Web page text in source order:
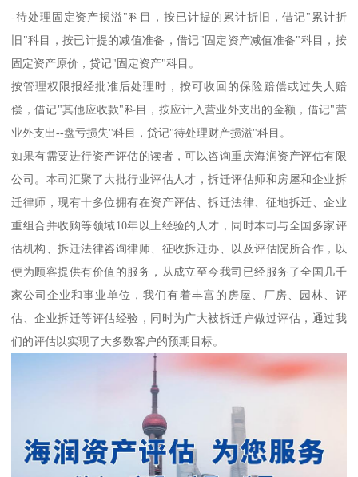
-待处理固定资产损溢"科目，按已计提的累计折旧，借记"累计折
旧"科目，按已计提的减值准备，借记"固定资产减值准备"科目，按
固定资产原价，贷记"固定资产"科目。
按管理权限报经批准后处理时，按可收回的保险赔偿或过失人赔
偿，借记"其他应收款"科目，按应计入营业外支出的金额，借记"营
业外支出--盘亏损失"科目，贷记"待处理财产损溢"科目。
如果有需要进行资产评估的读者，可以咨询重庆海润资产评估有限
公司。本司汇聚了大批行业评估人才，拆迁评估师和房屋和企业拆
迁律师，现有十多位拥有在资产评估、拆迁法律、征地拆迁、企业
重组合并收购等领域10年以上经验的人才，同时本司与全国多家评
估机构、拆迁法律咨询律师、征收拆迁办、以及评估院所合作，以
便为顾客提供有价值的服务，从成立至今我司已经服务了全国几千
家公司企业和事业单位，我们有着丰富的房屋、厂房、园林、评
估、企业拆迁等评估经验，同时为广大被拆迁户做过评估，通过我
们的评估以实现了大多数客户的预期目标。